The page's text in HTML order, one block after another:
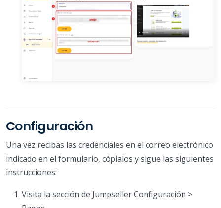
Configuración
Una vez recibas las credenciales en el correo electrónico
indicado en el formulario, cópialos y sigue las siguientes
instrucciones:
Visita la sección de Jumpseller Configuración >